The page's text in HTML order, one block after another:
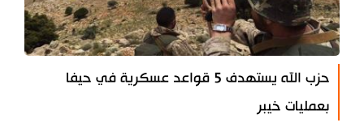
حزب الله يستهدف 5 قواعد عسكرية في حيفا
بعمليات خيبر